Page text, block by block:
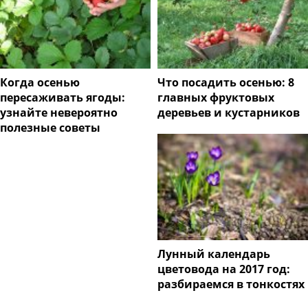
Когда осенью
пересаживать ягоды:
узнайте невероятно
полезные советы
Что посадить осенью: 8
главных фруктовых
деревьев и кустарников
Лунный календарь
цветовода на 2017 год:
разбираемся в тонкостях